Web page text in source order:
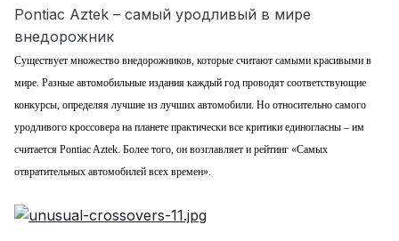
Pontiac Aztek – самый уродливый в мире
внедорожник
Существует множество внедорожников, которые считают самыми красивыми в
мире. Разные автомобильные издания каждый год проводят соответствующие
конкурсы, определяя лучшие из лучших автомобили. Но относительно самого
уродливого кроссовера на планете практически все критики единогласны – им
считается Pontiac Aztek. Более того, он возглавляет и рейтинг «Самых
отвратительных автомобилей всех времен».